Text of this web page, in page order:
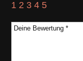
1 2 3 4 5